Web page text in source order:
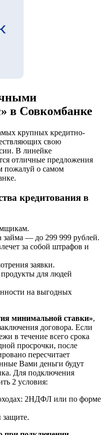
в Совкомбанке
крупных кредитно-
свою
В линейке
отличные предложения
пожалуй о самом
кредитования в
займа — до 299 999 рублей.
за собой штрафов и
заявки.
для людей
на выгодных
минимальной ставки»,
договора. Если
в течение всего срока
просрочки, после
пересчитает
Вами деньги будут
Для подключения
2 условия:
2НДФЛ или по форме
защите.